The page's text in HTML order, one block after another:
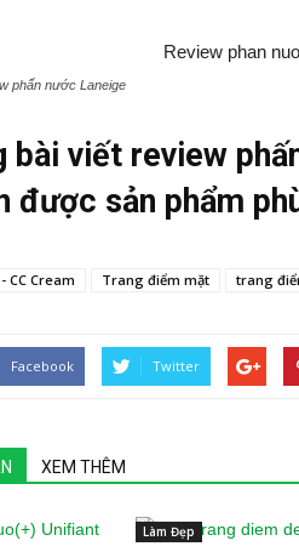
phấn nước Laneige
bài viết review
được sản phẩm
CC Cream Trang điểm mặt trang
Facebook Twitter
XEM THÊM
Làm Đẹp